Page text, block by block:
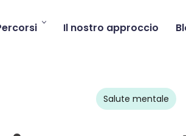
Il nostro approccio
Salute mentale